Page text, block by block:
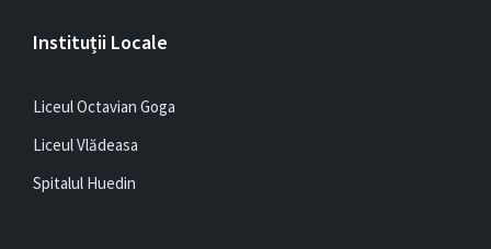
Instituții Locale
Liceul Octavian Goga
Liceul Vlădeasa
Spitalul Huedin